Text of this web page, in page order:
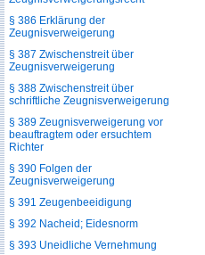
§ 386 Erklärung der
Zeugnisverweigerung
§ 387 Zwischenstreit über
Zeugnisverweigerung
§ 388 Zwischenstreit über
schriftliche Zeugnisverweigerung
§ 389 Zeugnisverweigerung vor
beauftragtem oder ersuchtem
Richter
§ 390 Folgen der
Zeugnisverweigerung
§ 391 Zeugenbeeidigung
§ 392 Nacheid; Eidesnorm
§ 393 Uneidliche Vernehmung